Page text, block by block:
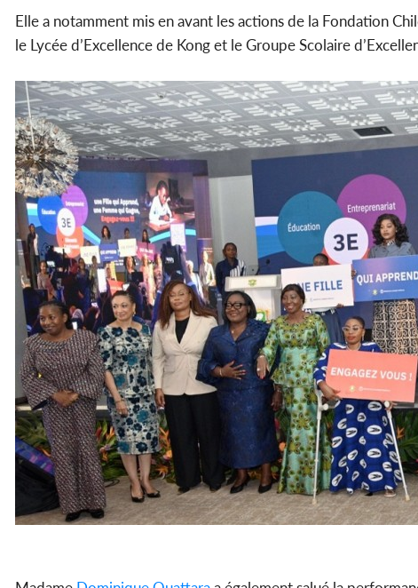
Elle a notamment mis en avant les actions de la Fondation
le Lycée d’Excellence de Kong et le Groupe Scolaire